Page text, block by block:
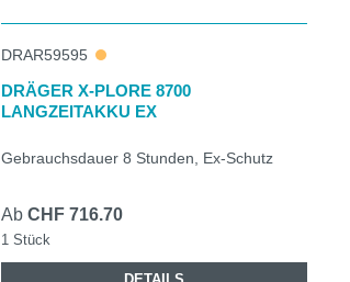
DRAR59595
DRÄGER X-PLORE 8700
LANGZEITAKKU EX
Gebrauchsdauer 8 Stunden, Ex-Schutz
Ab CHF 716.70
1 Stück